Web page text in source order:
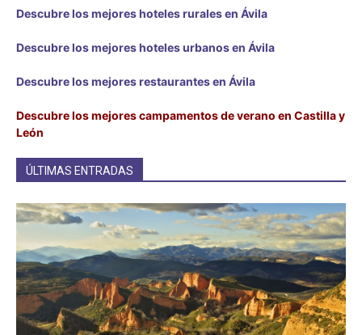
Descubre los mejores hoteles rurales en Ávila
Descubre los mejores hoteles urbanos en Ávila
Descubre los mejores restaurantes en Ávila
Descubre los mejores campamentos de verano en Castilla y
León
ÚLTIMAS ENTRADAS